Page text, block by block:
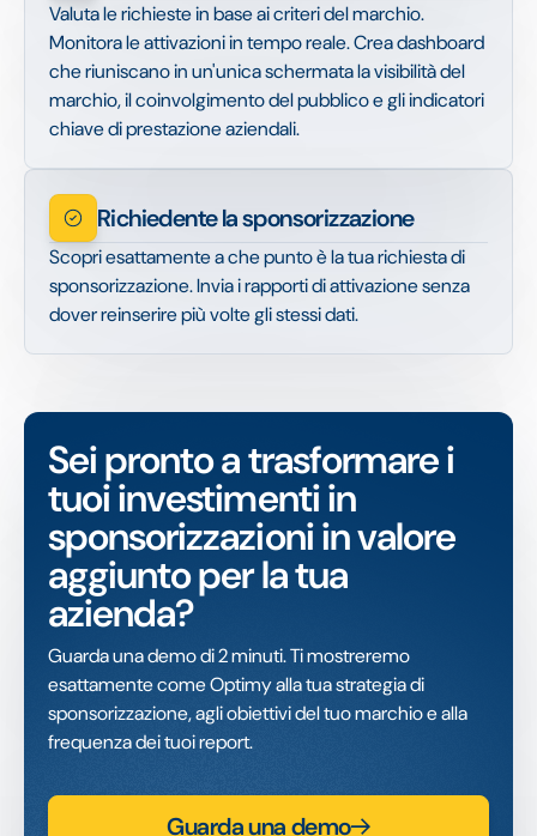
Valuta le richieste in base ai criteri del marchio.
Monitora le attivazioni in tempo reale. Crea dashboard
che riuniscano in un'unica schermata la visibilità del
marchio, il coinvolgimento del pubblico e gli indicatori
chiave di prestazione aziendali.
Richiedente la sponsorizzazione
Scopri esattamente a che punto è la tua richiesta di
sponsorizzazione. Invia i rapporti di attivazione senza
dover reinserire più volte gli stessi dati.
Sei pronto a trasformare i
tuoi investimenti in
sponsorizzazioni in valore
aggiunto per la tua
azienda?
Guarda una demo di 2 minuti. Ti mostreremo
esattamente come Optimy alla tua strategia di
sponsorizzazione, agli obiettivi del tuo marchio e alla
frequenza dei tuoi report.
Guarda una demo